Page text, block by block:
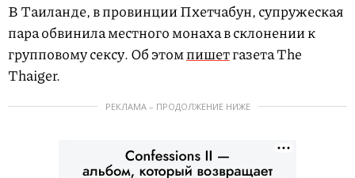
В Таиланде, в провинции Пхетчабун, супружеская
пара обвинила местного монаха в склонении к
групповому сексу. Об этомпишетгазета The
Thaiger.
РЕКЛАМА – ПРОДОЛЖЕНИЕ НИЖЕ